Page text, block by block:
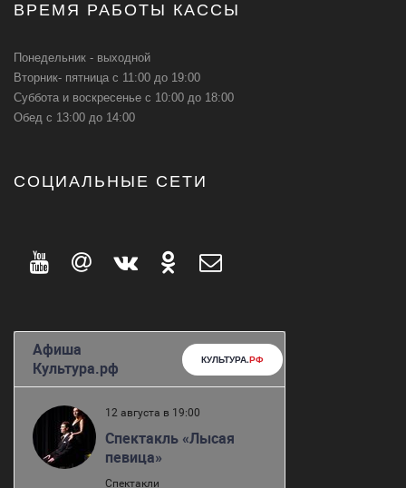
ВРЕМЯ РАБОТЫ КАССЫ
Понедельник - выходной
Вторник- пятница с 11:00 до 19:00
Суббота и воскресенье с 10:00 до 18:00
Обед с 13:00 до 14:00
СОЦИАЛЬНЫЕ СЕТИ